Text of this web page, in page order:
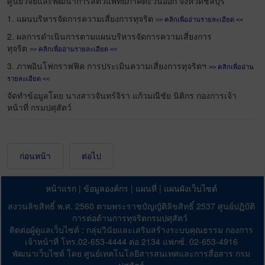
1. แผนบริหารจัดการความเสี่ยงการทุจริต >> คลิกเพื่ออ่านรายละเอียด <<
2. ผลการดำเนินการตามแผนบริหารจัดการความเสี่ยงการ
ทุจริต >> คลิกเพื่ออ่านรายละเอียด <<
3. ภาพอินโฟกราฟฟิค การประเมินความเสี่ยงการทุจริตฯ >> คลิกเพื่ออ่าน
รายละเอียด <<
จัดทำข้อมูลโดย นางสาวจันทร์จิรา แก้วมณีชัย นิติกร กองการเจ้า
หน้าที่ กรมปศุสัตว์
ก่อนหน้า ต่อไป
หน้าแรก| ข้อมูลองค์กร | แผนที่ | แผนผังเว็บไซต์
สงวนลิขสิทธิ์ พ.ศ. 2560 ตามพระราชบัญญัติลิขสิทธิ์ 2537 ศูนย์ปฏิบัติ
การต่อต้านการทุจริตกรมปศุสัตว์
ติดต่อผู้ดูแลเว็บไซต์ : กลุ่มวินัยและเสริมสร้างระบบคุณธรรม กองการ
เจ้าหน้าที่ โทร.02-653-4444 ต่อ 2134 แฟกซ์. 02-653-4916
พัฒนาเว็บไซต์ โดย ศูนย์เทคโนโลยีสารสนเทศและการสื่อสาร กรม